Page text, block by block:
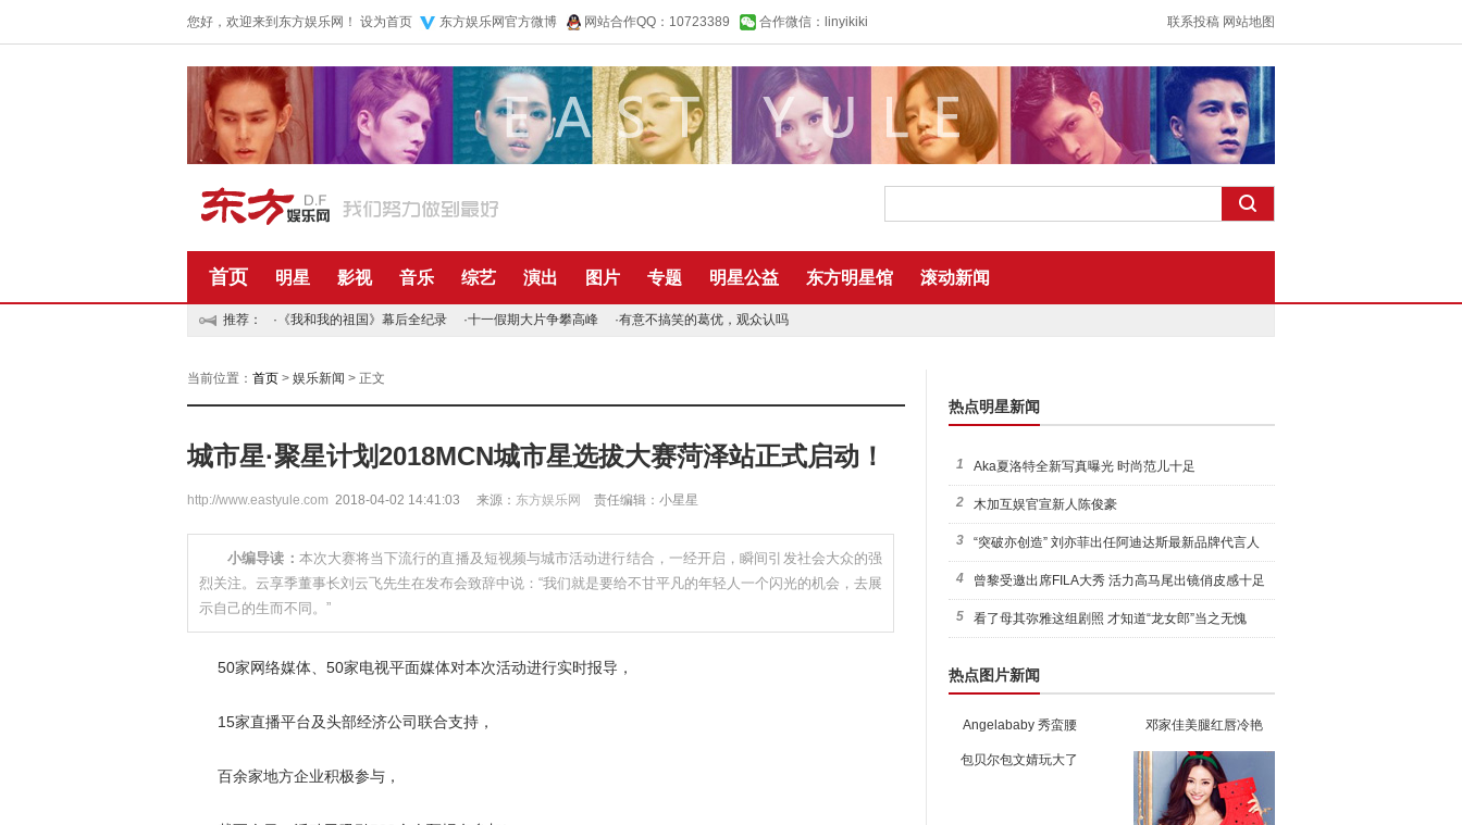
您好，欢迎来到东方娱乐网！ 设为首页 东方娱乐网官方微博 网站合作QQ：10723389 合作微信：linyikiki 联系投稿 网站地图
首页 明星 影视 音乐 综艺 演出 图片 专题 明星公益 东方明星馆 滚动新闻
推荐： · 《我和我的祖国》幕后全纪录 ·十一假期大片争攀高峰 ·有意不搞笑的葛优，观众认吗
当前位置： 首页 > 娱乐新闻 > 正文
城市星·聚星计划2018MCN城市星选拔大赛菏泽站正式启动！
http://www.eastyule.com 2018-04-02 14:41:03 来源： 东方娱乐网 责任编辑：小星星
小编导读： 本次大赛将当下流行的直播及短视频与城市活动进行结合，一经开启，瞬间引发社会大众的强
烈关注。云享季董事长刘云飞先生在发布会致辞中说：“我们就是要给不甘平凡的年轻人一个闪光的机会，去展
示自己的生而不同。”
50家网络媒体、50家电视平面媒体对本次活动进行实时报导，
15家直播平台及头部经济公司联合支持，
百余家地方企业积极参与，
热点明星新闻
1 Aka夏洛特全新写真曝光 时尚范儿十足
2 木加互娱官宣新人陈俊豪
3 “突破亦创造” 刘亦菲出任阿迪达斯最新品牌代言人
引爆
4 曾黎受邀出席FILA大秀 活力高马尾出镜俏皮感十足
5 看了母其弥雅这组剧照 才知道“龙女郎”当之无愧
热点图片新闻
Angelababy 秀蛮腰 邓家佳美腿红唇冷艳
包贝尔包文婧玩大了